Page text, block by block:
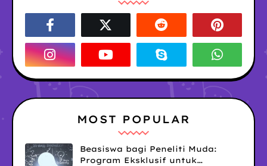
MOST POPULAR
Beasiswa bagi Peneliti Muda:
Program Eksklusif untuk